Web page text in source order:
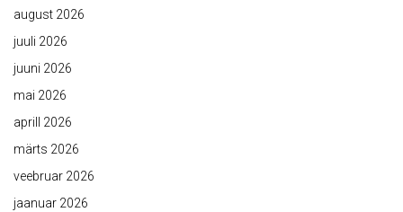
august 2026
juuli 2026
juuni 2026
mai 2026
aprill 2026
märts 2026
veebruar 2026
jaanuar 2026